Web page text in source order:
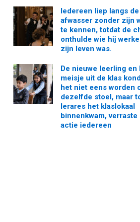
Iedereen liep langs de
afwasser zonder zijn
te kennen, totdat de
onthulde wie hij
zijn leven was.
De nieuwe leerling en
meisje uit de klas
het niet eens worden
dezelfde stoel, maar
lerares het klaslokaal
binnenkwam, verraste
actie iedereen